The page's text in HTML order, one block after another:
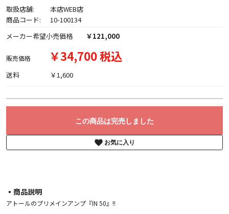
取扱店舗:
本店WEB店
商品コード:
10-100134
メーカー希望小売価格
￥121,000
販売価格 ￥34,700 税込
送料 ￥1,600
この商品は完売しました
お気に入り
▪︎商品説明
アトールのプリメインアンプ『IN 50』!!